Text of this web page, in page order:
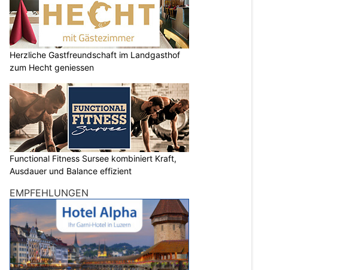
Herzliche Gastfreundschaft im Landgasthof
zum Hecht geniessen
Functional Fitness Sursee kombiniert Kraft,
Ausdauer und Balance effizient
EMPFEHLUNGEN